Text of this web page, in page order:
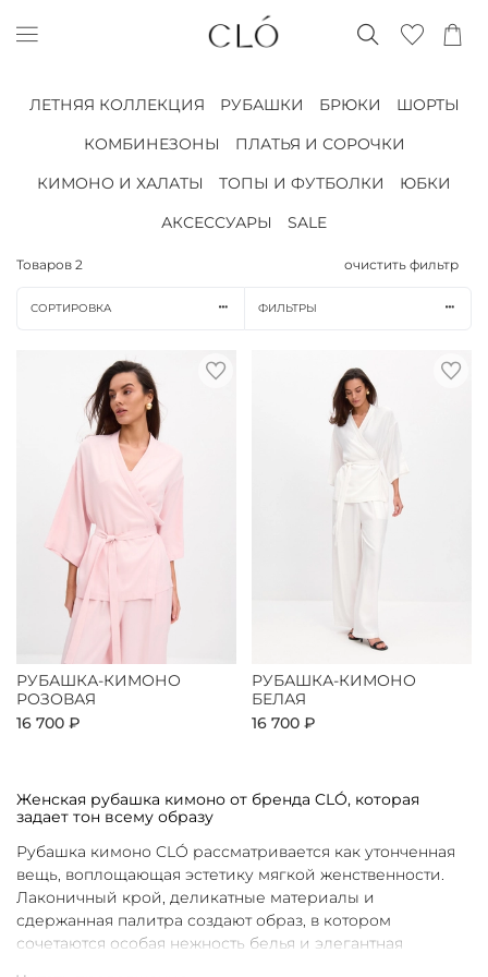
ЛЕТНЯЯ КОЛЛЕКЦИЯ РУБАШКИ БРЮКИ
ШОРТЫ
КОМБИНЕЗОНЫ
ПЛАТЬЯ И СОРОЧКИ
КИМОНО И ХАЛАТЫ
ТОПЫ И ФУТБОЛКИ
ЮБКИ
АКСЕССУАРЫ
SALE
Товаров 2 очистить фильтр
СОРТИРОВКА ФИЛЬТРЫ
РУБАШКА-КИМОНО
РОЗОВАЯ
16 700 ₽
РУБАШКА-КИМОНО
БЕЛАЯ
16 700 ₽
Женская рубашка кимоно от бренда CLÓ, которая
задает тон всему образу
Рубашка кимоно CLÓ рассматривается как утонченная
вещь, воплощающая эстетику мягкой женственности.
Лаконичный крой, деликатные материалы и
сдержанная палитра создают образ, в котором
сочетаются особая нежность белья и элегантная